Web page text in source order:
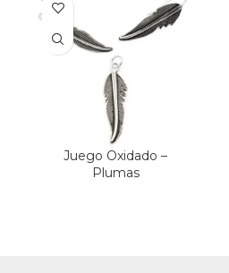
Juego Oxidado –
Plumas